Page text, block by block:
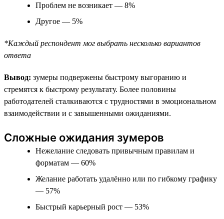
Проблем не возникает — 8%
Другое — 5%
*Каждый респондент мог выбрать несколько вариантов
ответа
Вывод: зумеры подвержены быстрому выгоранию и
стремятся к быстрому результату. Более половины
работодателей сталкиваются с трудностями в эмоциональном
взаимодействии и с завышенными ожиданиями.
Сложные ожидания зумеров
Нежелание следовать привычным правилам и
форматам — 60%
Желание работать удалённо или по гибкому графику
— 57%
Быстрый карьерный рост — 53%